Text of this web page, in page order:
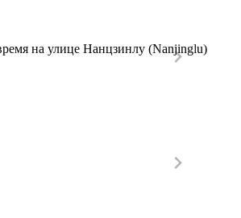
на улице Нанцзинлу (Nanjinglu)